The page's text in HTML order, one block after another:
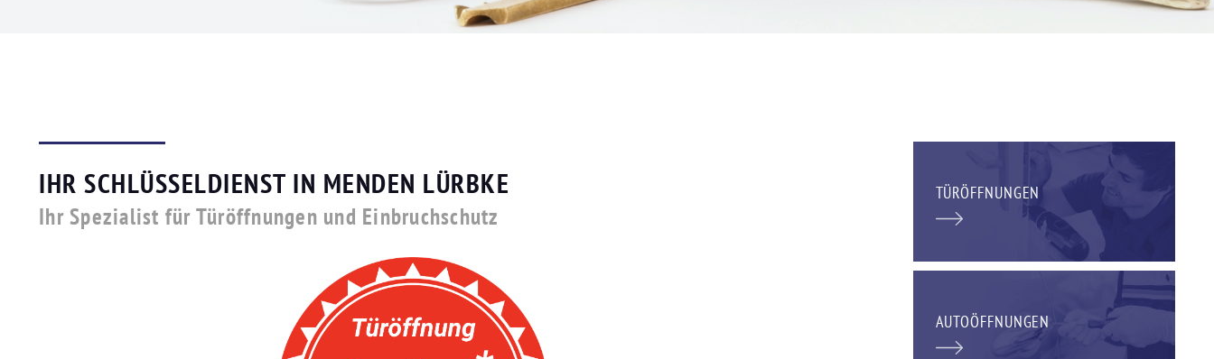
IHR SCHLÜSSELDIENST IN MENDEN LÜRBKE
Ihr Spezialist für Türöffnungen und Einbruchschutz
TÜRÖFFNUNGEN
AUTOÖFFNUNGEN